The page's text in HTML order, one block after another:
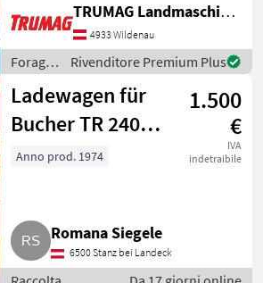
und Verteilen von Rund-
und Quaderballen sowie
Siloblöcken. Die
Aufbereitung erfolgt mittel
TRUMAG Landmaschinen VertriebsgmbH
4933 Wildenau
Foraggiamento
/
Trumag
Rivenditore Premium Plus
Ladewagen für
Bucher TR 2400,
Motornummer D
1.500
€
IVA
indetraibile
Anno prod. 1974
Romana Siegele
6500 Stanz bei Landeck